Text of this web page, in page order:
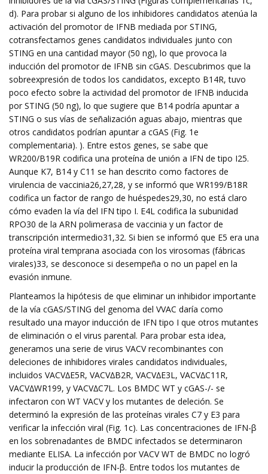
d). Para probar si alguno de los inhibidores candidatos atenúa la
activación del promotor de IFNB mediada por STING,
cotransfectamos genes candidatos individuales junto con
STING en una cantidad mayor (50 ng), lo que provoca la
inducción del promotor de IFNB sin cGAS. Descubrimos que la
sobreexpresión de todos los candidatos, excepto B14R, tuvo
poco efecto sobre la actividad del promotor de IFNB inducida
por STING (50 ng), lo que sugiere que B14 podría apuntar a
STING o sus vías de señalización aguas abajo, mientras que
otros candidatos podrían apuntar a cGAS (Fig. 1e
complementaria). ). Entre estos genes, se sabe que
WR200/B19R codifica una proteína de unión a IFN de tipo I25.
Aunque K7, B14 y C11 se han descrito como factores de
virulencia de vaccinia26,27,28, y se informó que WR199/B18R
codifica un factor de rango de huéspedes29,30, no está claro
cómo evaden la vía del IFN tipo I. E4L codifica la subunidad
RPO30 de la ARN polimerasa de vaccinia y un factor de
transcripción intermedio31,32. Si bien se informó que E5 era una
proteína viral temprana asociada con los virosomas (fábricas
virales)33, se desconoce si desempeña o no un papel en la
evasión inmune.
Planteamos la hipótesis de que eliminar un inhibidor importante
de la vía cGAS/STING del genoma del VVAC daría como
resultado una mayor inducción de IFN tipo I que otros mutantes
de eliminación o el virus parental. Para probar esta idea,
generamos una serie de virus VACV recombinantes con
deleciones de inhibidores virales candidatos individuales,
incluidos VACV∆E5R, VACV∆B2R, VACV∆E3L, VACV∆C11R,
VACV∆WR199, y VACV∆C7L. Los BMDC WT y cGAS-/- se
infectaron con WT VACV y los mutantes de deleción. Se
determinó la expresión de las proteínas virales C7 y E3 para
verificar la infección viral (Fig. 1c). Las concentraciones de IFN-β
en los sobrenadantes de BMDC infectados se determinaron
mediante ELISA. La infección por VACV WT de BMDC no logró
inducir la producción de IFN-β. Entre todos los mutantes de